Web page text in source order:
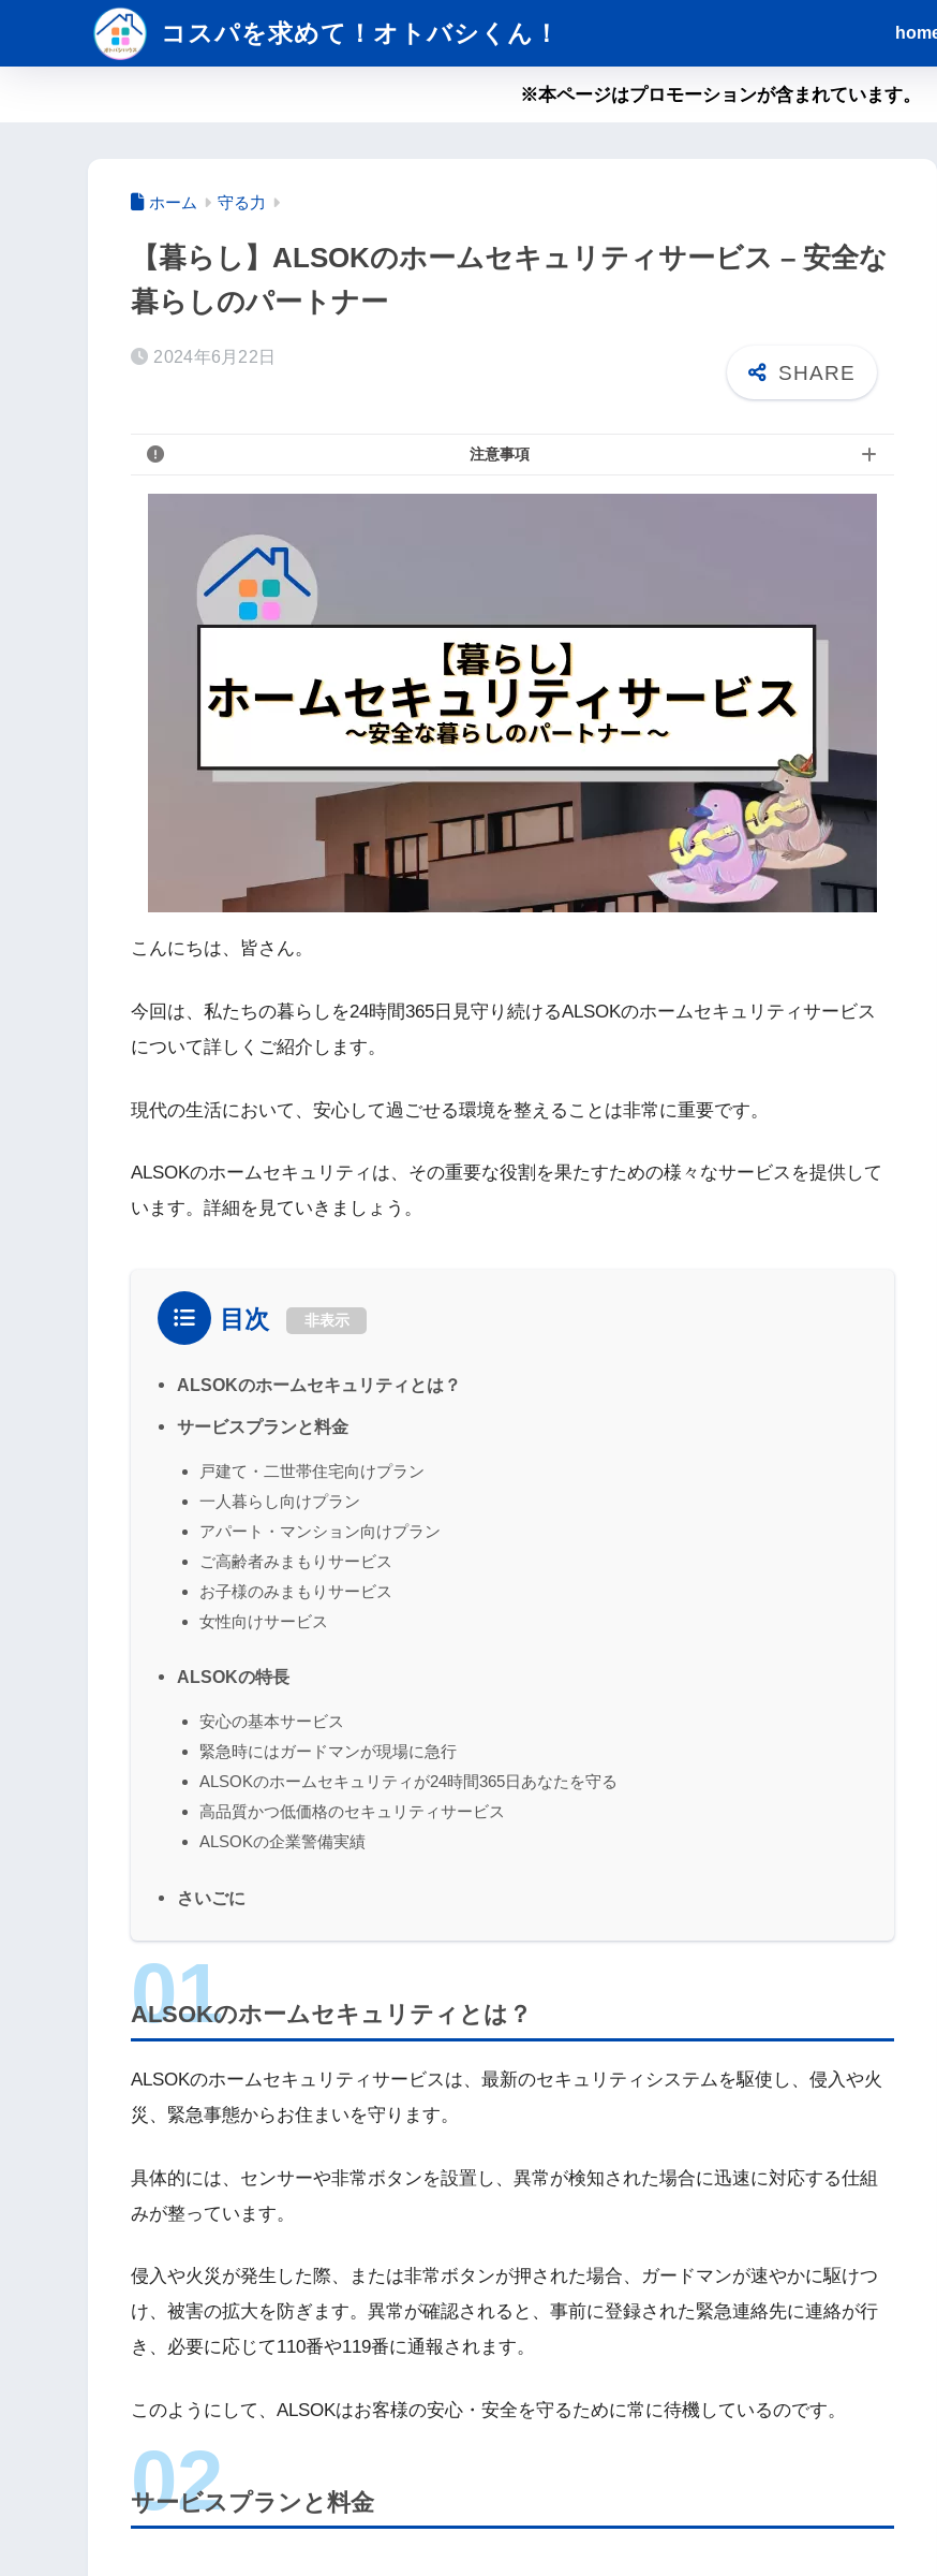
コスパを求めて！オトバシくん！
※本ページはプロモーションが含まれています。
ホーム 守る力
【暮らし】ALSOKのホームセキュリティサービス – 安全な
暮らしのパートナー
2024年6月22日
注意事項
こんにちは、皆さん。
今回は、私たちの暮らしを24時間365日見守り続けるALSOKのホームセキュリティサービス
について詳しくご紹介します。
現代の生活において、安心して過ごせる環境を整えることは非常に重要です。
ALSOKのホームセキュリティは、その重要な役割を果たすための様々なサービスを提供して
います。詳細を見ていきましょう。
目次 非表示
ALSOKのホームセキュリティとは？
サービスプランと料金
戸建て・二世帯住宅向けプラン
一人暮らし向けプラン
アパート・マンション向けプラン
ご高齢者みまもりサービス
お子様のみまもりサービス
女性向けサービス
ALSOKの特長
安心の基本サービス
緊急時にはガードマンが現場に急行
ALSOKのホームセキュリティが24時間365日あなたを守る
高品質かつ低価格のセキュリティサービス
ALSOKの企業警備実績
さいごに
ALSOKのホームセキュリティとは？
ALSOKのホームセキュリティサービスは、最新のセキュリティシステムを駆使し、侵入や火
災、緊急事態からお住まいを守ります。
具体的には、センサーや非常ボタンを設置し、異常が検知された場合に迅速に対応する仕組
みが整っています。
侵入や火災が発生した際、または非常ボタンが押された場合、ガードマンが速やかに駆けつ
け、被害の拡大を防ぎます。異常が確認されると、事前に登録された緊急連絡先に連絡が行
き、必要に応じて110番や119番に通報されます。
このようにして、ALSOKはお客様の安心・安全を守るために常に待機しているのです。
サービスプランと料金